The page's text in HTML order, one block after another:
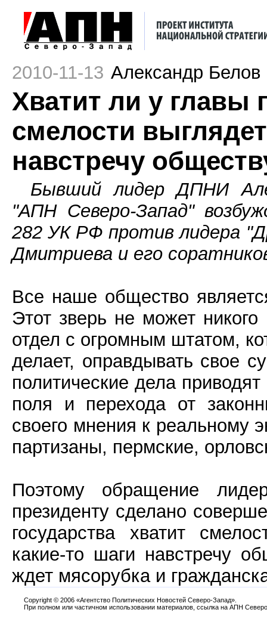
2010-11-13 Александр Белов
Хватит ли у главы
смелости
навстречу
Бывший лидер ДПНИ
"АПН Северо-Запад"
282 УК РФ против лидера
Дмитриева и его
Все наше общество
Этот зверь не может
отдел с огромным штатом,
делает, оправдывать свое
политические дела
поля и перехода от
своего мнения к реальному
партизаны, пермские,
Поэтому обращение
президенту сделано
государства хватит
какие-то шаги навстречу
ждет мясорубка и
Copyright © 2006 «Агентство Политических Новостей Северо-Запад».
При полном или частичном использовании материалов, ссылка на АПН